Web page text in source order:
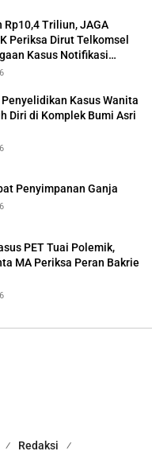
Rp10,4 Triliun, JAGA
Periksa Dirut Telkomsel
Kasus Notifikasi
Kasus Wanita
Diri di Komplek Bumi Asri
Penyimpanan Ganja
PET Tuai Polemik,
MA Periksa Peran Bakrie
Redaksi